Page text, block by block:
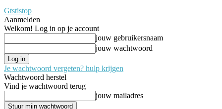
Gtstistop
Aanmelden
Welkom! Log in op je account
jouw gebruikersnaam
jouw wachtwoord
Je wachtwoord vergeten? hulp krijgen
Wachtwoord herstel
Vind je wachtwoord terug
jouw mailadres